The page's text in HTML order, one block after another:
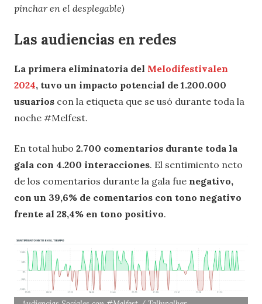
pinchar en el desplegable)
Las audiencias en redes
La primera eliminatoria del Melodifestivalen
2024, tuvo un impacto potencial de 1.200.000
usuarios con la etiqueta que se usó durante toda la
noche #Melfest.
En total hubo 2.700 comentarios durante toda la
gala con 4.200 interacciones. El sentimiento neto
de los comentarios durante la gala fue negativo,
con un 39,6% de comentarios con tono negativo
frente al 28,4% en tono positivo.